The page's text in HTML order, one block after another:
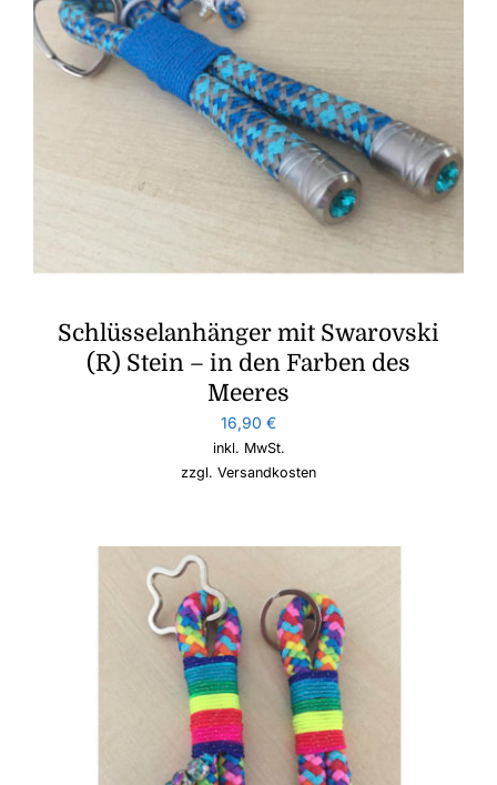
Schlüsselanhänger mit Swarovski
(R) Stein – in den Farben des
Meeres
16,90 €
inkl. MwSt.
zzgl. Versandkosten